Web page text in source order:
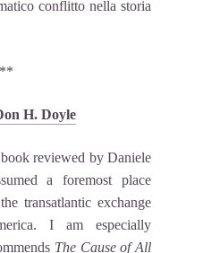
conflitto nella storia
H. Doyle
reviewed by Daniele
a foremost place
transatlantic exchange
I am especially
The Cause of All